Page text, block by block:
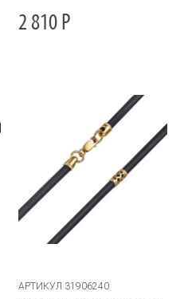
2 810 Р
АРТИКУЛ 31906240